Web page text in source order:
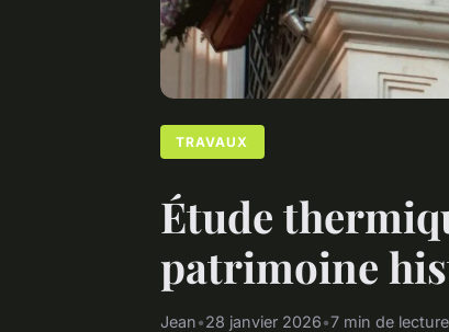
TRAVAUX
Étude
patrimoine
Jean•28 janvier 2026•7 min de lecture